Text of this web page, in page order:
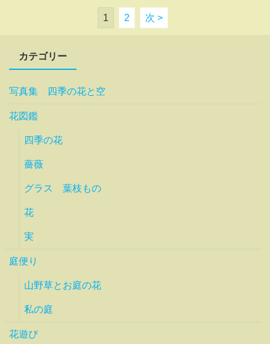
1 2 次 >
カテゴリー
写真集 四季の花と空
花図鑑
四季の花
薔薇
グラス 葉枝もの
花
実
庭便り
山野草とお庭の花
私の庭
花遊び